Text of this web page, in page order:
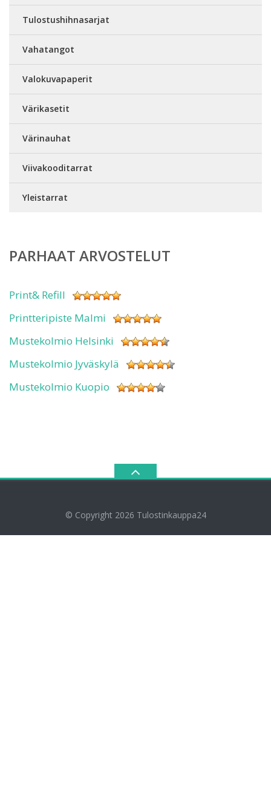
Tulostushihnasarjat
Vahatangot
Valokuvapaperit
Värikasetit
Värinauhat
Viivakooditarrat
Yleistarrat
PARHAAT ARVOSTELUT
Print& Refill
Printteripiste Malmi
Mustekolmio Helsinki
Mustekolmio Jyväskylä
Mustekolmio Kuopio
© Copyright 2026 Tulostinkauppa24